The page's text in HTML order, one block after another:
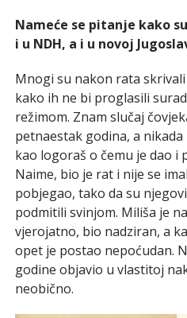
Nameće se pitanje kako
i u NDH, a i u novoj
Mnogi su nakon rata skrivali
kako ih ne bi proglasili
režimom. Znam slučaj
petnaestak godina, a
kao logoraš o čemu je dao i
Naime, bio je rat i nije se
pobjegao, tako da su
podmitili svinjom. Miliša je
vjerojatno, bio nadziran, a
opet je postao nepoćudan.
godine objavio u vlastitoj
neobično.